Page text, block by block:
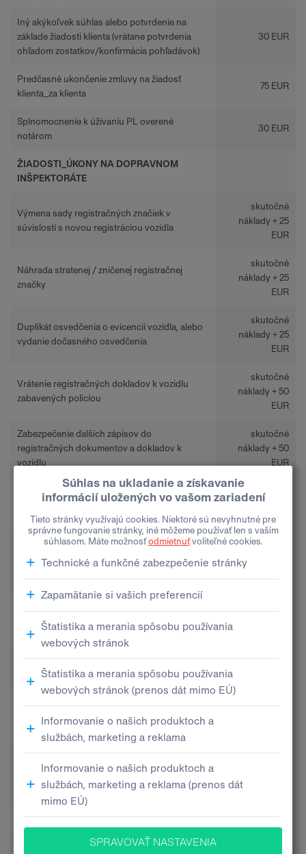
Iný akýkoľvek súhlas alebo potvrdenie na
základe žiadosti klienta (vrátane potvrdenia
ohľadom zostatkov/konfirmácia pohľadávok)
30 EUR
Predčasné ukončenie zmluvy na žiadosť
klienta_za klienta
75 EUR
Splnomocnenie k úživaniu PL overené
notárom
30 EUR
ŽIADOSTI_ÚKONY NA DOPRAVNOM
INŠPEKTORÁTE
Výmena sady registračných značiek v
súvislosti s novou registráciou vozidla
skutočné
náklady + 25
EUR
Náhrada stratenej / zničenej registračnej
značky
skutočné
náklady + 25
EUR
Duplíkát osvedčenia o evicencii vozidla, alebo
vydanie dočasného osvedčenia
skutočné
náklady + 25
EUR
Vrátenie registračných dokladov k vozidlu
zabavených políciou
skutočné
náklady + 50
EUR
Zabezpečenie ďalších zápisov do
registračných dokumentov a dokladov k
vozidlu
skutočné
náklady + 50
EUR
skutočné
EUR
Vystavenie špeciálnej ŠPZ
skutočné
náklady + 40
EUR
Nedodané edodané kartičky STK a EK
POKUTY ZA PORUŠENIE DOPRAVNÝCH
PREDPISOV
Pokuta v EUR
skutočné
Pokuta v cudzej mene
INÉ
Vyzdvihnutie vozidla (náklady na vyzdvihnutie